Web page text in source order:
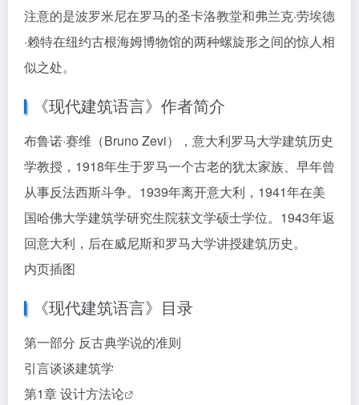
注意的是波罗米尼在罗马的圣卡洛教堂和弗兰克·劳埃德
·赖特在纽约古根海姆博物馆的两种螺旋形之间的惊人相
似之处。
《现代建筑语言》作者简介
布鲁诺·赛维（Bruno Zevi），意大利罗马大学建筑历史
学教授，1918年生于罗马一个古老的犹太家族、早年曾
从事反法西斯斗争。1939年离开意大利，1941年在美
国哈佛大学建筑学研究生院获文学硕士学位。1943年返
回意大利，后在威尼斯和罗马大学讲授建筑历史。
内页插图
《现代建筑语言》目录
第一部分 反古典学说的准则
引言谈谈建筑学
第1章 设计方法论